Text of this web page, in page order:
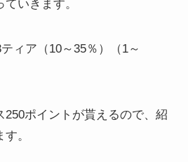
いきます。
ィア（10～35％）（1～
250ポイントが貰えるので、紹
。